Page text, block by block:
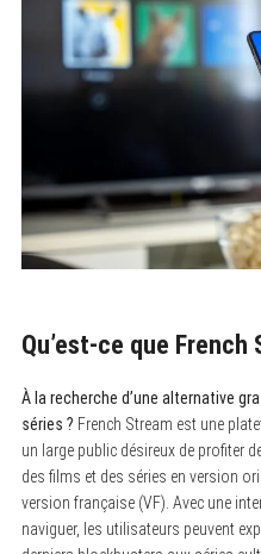
Qu’est-ce que French
À la recherche d’une alternative
séries ? French Stream est une
un large public désireux de profiter
des films et des séries en version
version française (VF). Avec une
naviguer, les utilisateurs peuvent